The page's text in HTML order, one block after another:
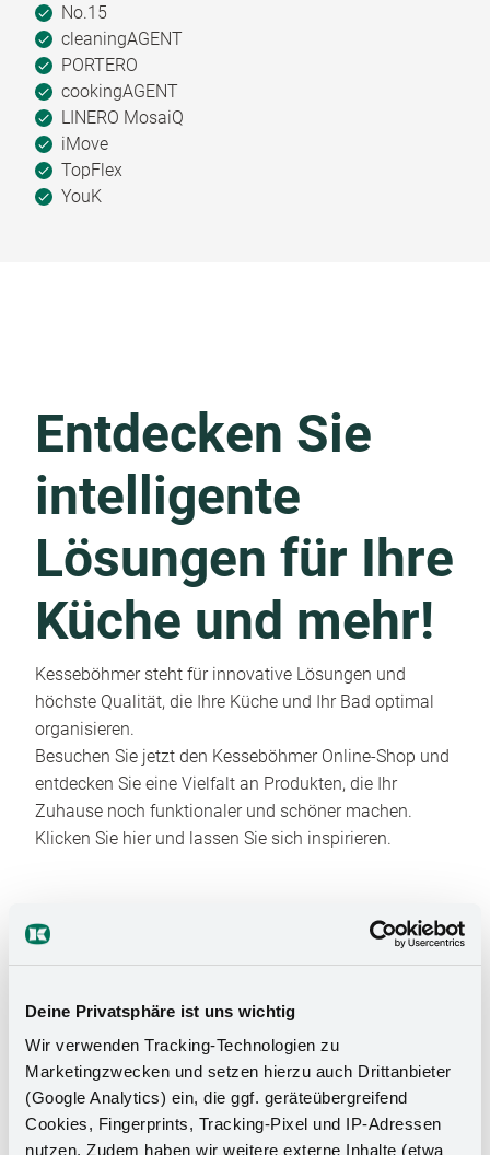
Deine Privatsphäre ist uns wichtig
Wir verwenden Tracking-Technologien zu
Marketingzwecken und setzen hierzu auch Drittanbieter
(Google Analytics) ein, die ggf. geräteübergreifend
Cookies, Fingerprints, Tracking-Pixel und IP-Adressen
nutzen. Zudem haben wir weitere externe Inhalte (etwa
No.15
cleaningAGENT
PORTERO
cookingAGENT
LINERO MosaiQ
iMove
TopFlex
YouK
Entdecken Sie
intelligente
Lösungen für Ihre
Küche und mehr!
Kesseböhmer steht für innovative Lösungen und
höchste Qualität, die Ihre Küche und Ihr Bad optimal
organisieren.
Besuchen Sie jetzt den Kesseböhmer Online-Shop und
entdecken Sie eine Vielfalt an Produkten, die Ihr
Zuhause noch funktionaler und schöner machen.
Klicken Sie hier und lassen Sie sich inspirieren.
Das Stauraumwunder für Ihr
Badezimmer